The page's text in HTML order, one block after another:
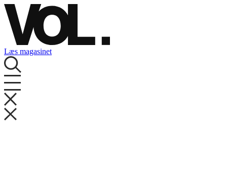
Videre
til
indhold
Læs magasinet